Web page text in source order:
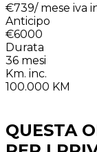
€739/ mese iva
Anticipo
€6000
Durata
36 mesi
Km. inc.
100.000 KM
QUESTA